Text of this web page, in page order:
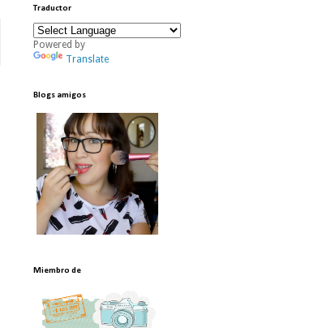
Traductor
Powered by
Translate
Blogs amigos
Miembro de